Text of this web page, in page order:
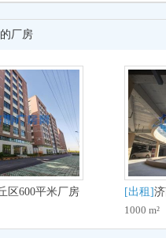
厂房
区600平米厂房
积灵活
[出租]
出售500-
1000 m²